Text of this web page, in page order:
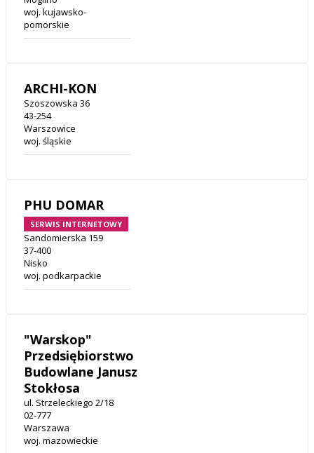
woj. kujawsko-
pomorskie
ARCHI-KON
Szoszowska 36
43-254
Warszowice
woj. śląskie
PHU DOMAR
SERWIS INTERNETOWY
Sandomierska 159
37-400
Nisko
woj. podkarpackie
"Warskop"
Przedsiębiorstwo
Budowlane Janusz
Stokłosa
ul. Strzeleckiego 2/18
02-777
Warszawa
woj. mazowieckie